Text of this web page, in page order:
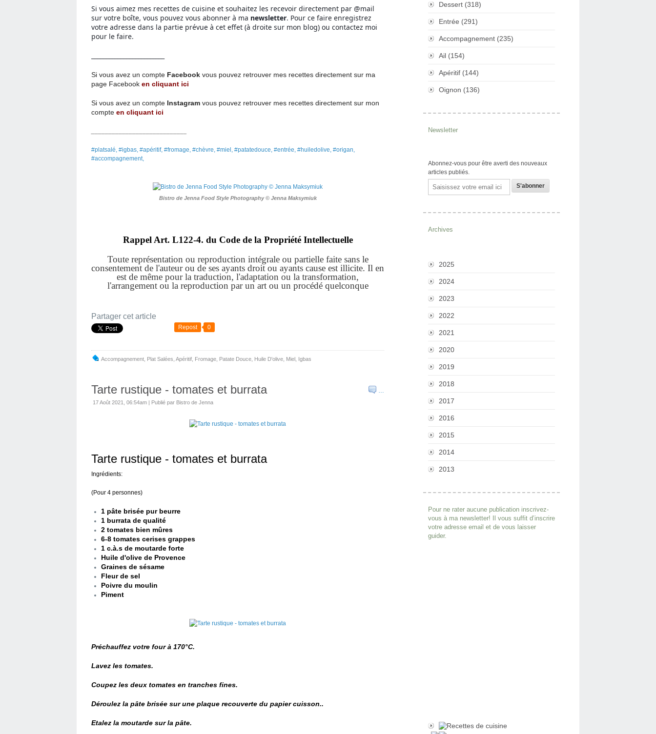
Si vous aimez mes recettes de cuisine et souhaitez les recevoir directement par @mail
sur votre boîte, vous pouvez vous abonner à ma newsletter. Pour ce faire enregistrez
votre adresse dans la partie prévue à cet effet (à droite sur mon blog) ou contactez moi
pour le faire.
Si vous avez un compte Facebook vous pouvez retrouver mes recettes directement sur ma
page Facebook en cliquant ici
Si vous avez un compte Instagram vous pouvez retrouver mes recettes directement sur mon
compte en cliquant ici
#platsalé, #igbas, #apéritif, #fromage, #chèvre, #miel, #patatedouce, #entrée, #huiledolive, #origan,
#accompagnement,
Bistro de Jenna Food Style Photography © Jenna Maksymiuk
Rappel Art. L122-4. du Code de la Propriété Intellectuelle
Toute représentation ou reproduction intégrale ou partielle faite sans le
consentement de l'auteur ou de ses ayants droit ou ayants cause est illicite. Il en
est de même pour la traduction, l'adaptation ou la transformation,
l'arrangement ou la reproduction par un art ou un procédé quelconque
Partager cet article
Repost 0
Accompagnement Plat Salées Apéritif Fromage Patate Douce Huile D'olive Miel Igbas
…
Tarte rustique - tomates et burrata
17 Août 2021, 06:54am | Publié par Bistro de Jenna
Tarte rustique - tomates et burrata
Ingrédients:
(Pour 4 personnes)
1 pâte brisée pur beurre
1 burrata de qualité
2 tomates bien mûres
6-8 tomates cerises grappes
1 c.à.s de moutarde forte
Huile d'olive de Provence
Graines de sésame
Fleur de sel
Poivre du moulin
Piment
Préchauffez votre four à 170°C.
Lavez les tomates.
Coupez les deux tomates en tranches fines.
Déroulez la pâte brisée sur une plaque recouverte du papier cuisson..
Etalez la moutarde sur la pâte.
Dessert (318)
Entrée (291)
Accompagnement (235)
Ail (154)
Apéritif (144)
Oignon (136)
Newsletter
Abonnez-vous pour être averti des nouveaux
articles publiés.
Email
Archives
2025
2024
2023
2022
2021
2020
2019
2018
2017
2016
2015
2014
2013
Pour ne rater aucune publication inscrivez-
vous à ma newsletter! Il vous suffit d’inscrire
votre adresse email et de vous laisser
guider.